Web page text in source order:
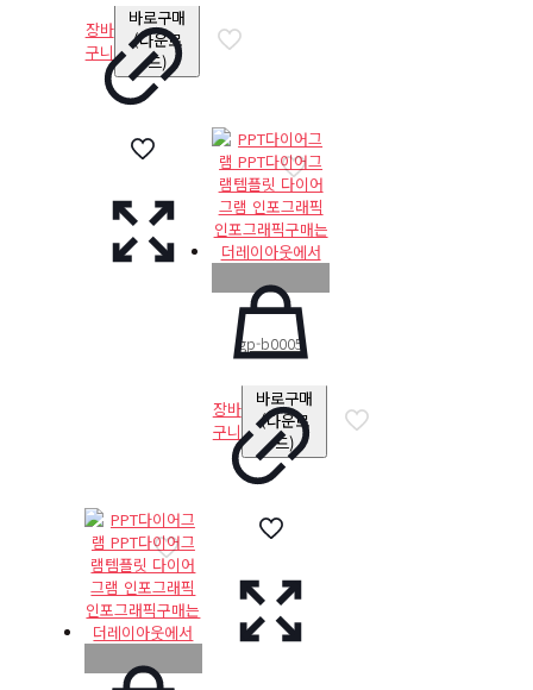
장바
구니
바로구매
(다운로
드)
gp-b0005
₩8,800
장바
구니
바로구매
(다운로
드)